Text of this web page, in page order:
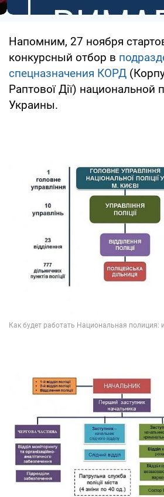
Напомним, 27 ноября
конкурсный отбор в
спецназначения КОРД
Раптової Дії) национальной
Украины.